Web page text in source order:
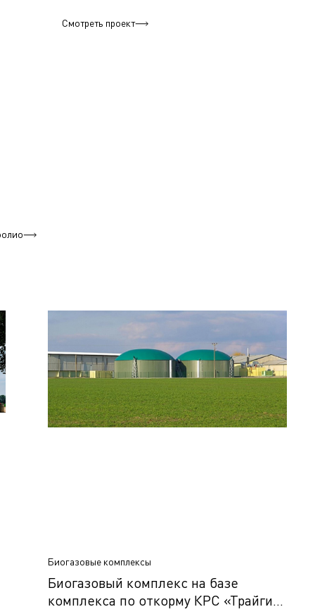
Смотреть проект
Биогазовые комплексы
Биогазовый комплекс на базе
комплекса по откорму КРС «Трайги»,